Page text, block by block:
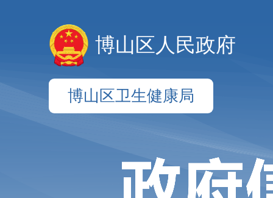
博山区人民政府
博山区卫生健康局